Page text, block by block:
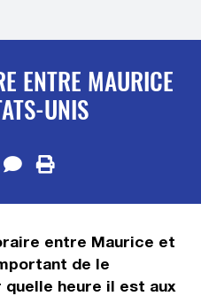
ENTRE MAURICE
UNIS
entre Maurice et
de le
heure il est aux